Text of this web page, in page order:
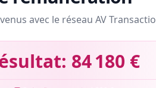
avec le réseau AV
84 180 €